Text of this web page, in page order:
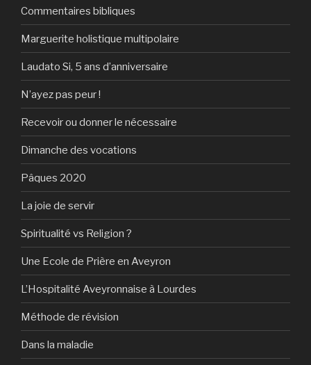
Commentaires bibliques
Marguerite holistique multipolaire
Laudato Si, 5 ans d’anniversaire
N’ayez pas peur !
Recevoir ou donner le nécessaire
Dimanche des vocations
Pâques 2020
La joie de servir
Spiritualité vs Religion ?
Une Ecole de Prière en Aveyron
L’Hospitalité Aveyronnaise à Lourdes
Méthode de révision
Dans la maladie